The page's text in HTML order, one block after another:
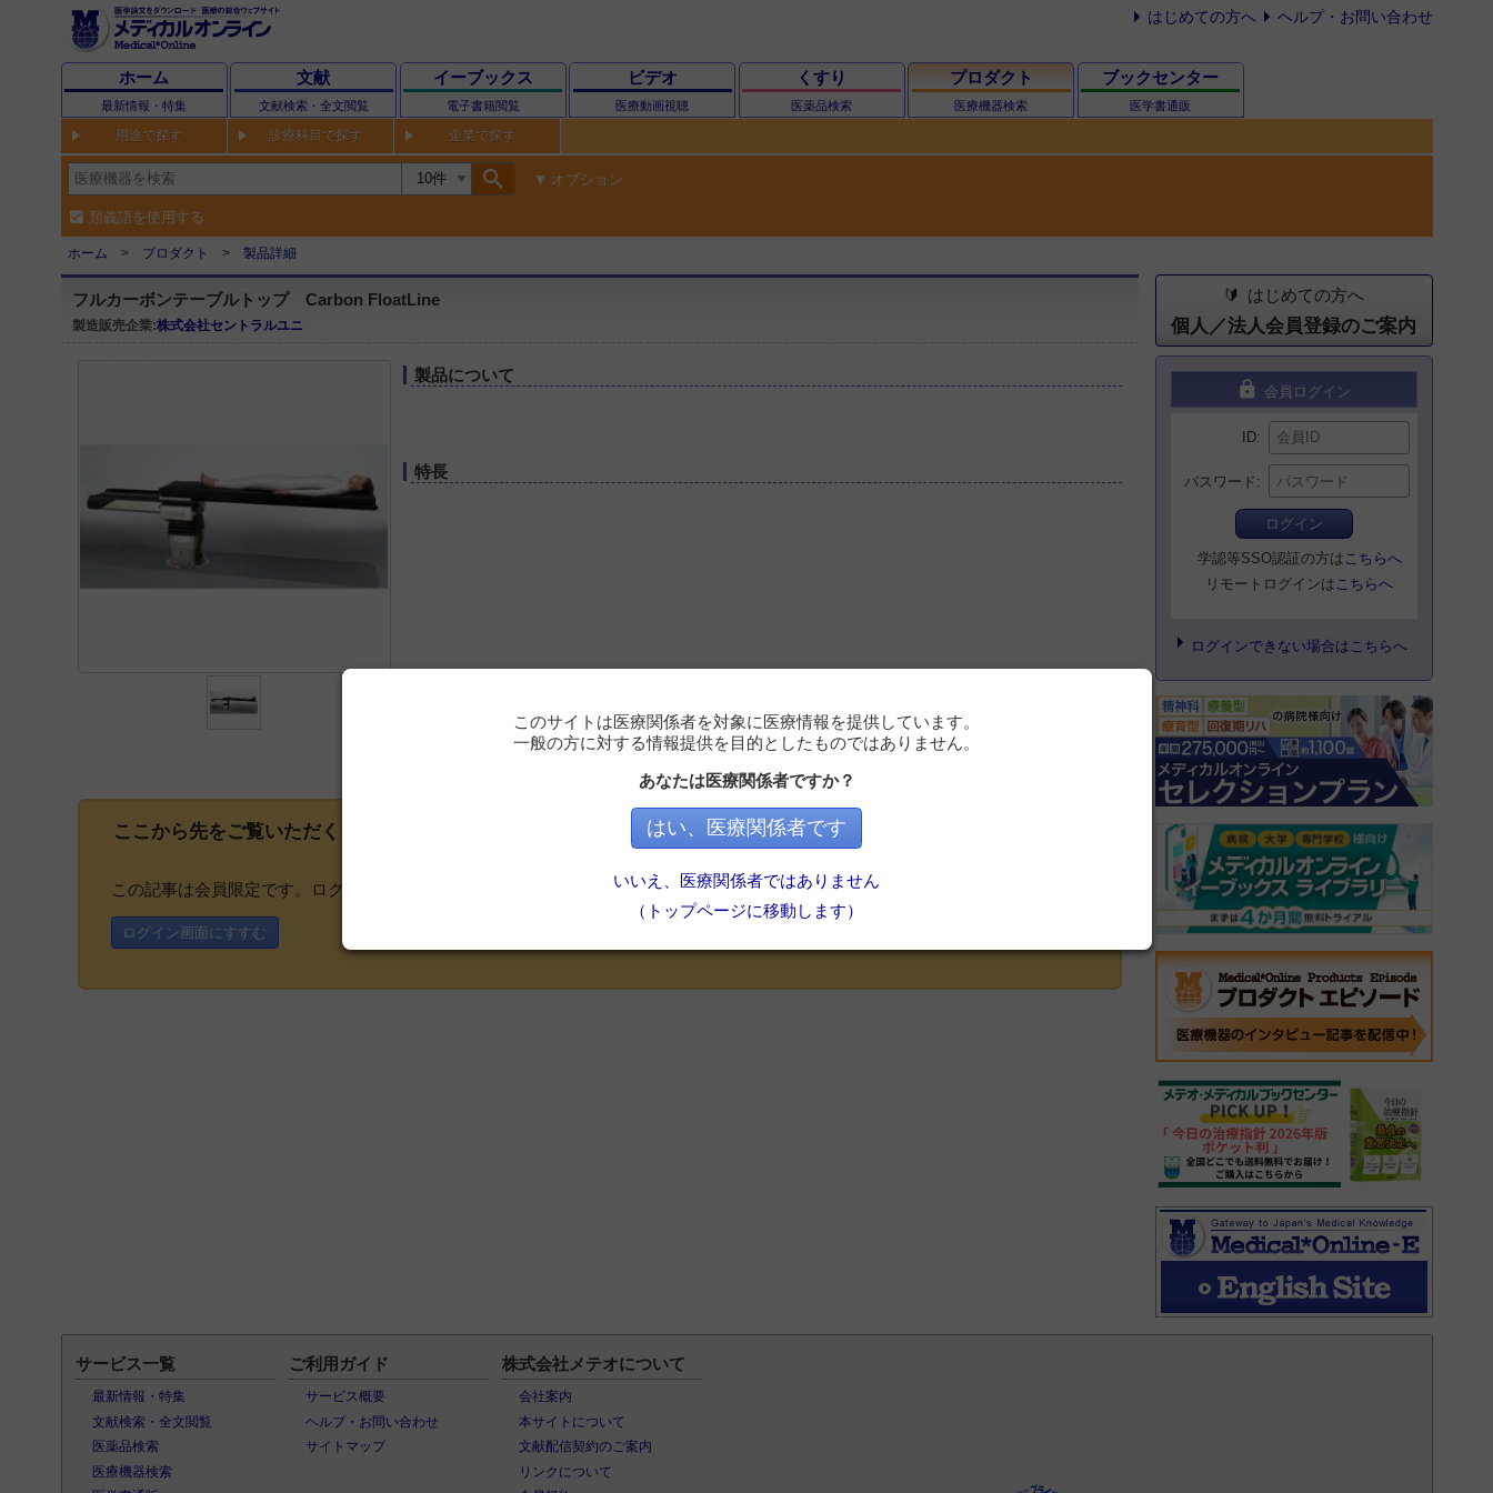
はじめての方へ ヘルプ・お問い合わせ
ホーム
最新情報・特集
文献
文献検索・全文閲覧
イーブックス
電子書籍閲覧
ビデオ
医療動画視聴
くすり
医薬品検索
プロダクト
医療機器検索
ブックセンター
医学書通販
用途で探す 診療科目で探す 企業で探す
search オプション
類義語を使用する
ホーム プロダクト 製品詳細
フルカーボンテーブルトップ Carbon FloatLine
製造販売企業:株式会社セントラルユニ
製品について
特長
ここから先をご覧いただくには、
この記事は会員限定です。ログインまたはご登録いただくと記事の続きをお読みいただけます。
ログイン画面にすすむ
はじめての方へ
個人／法人会員登録のご案内
lock 会員ログイン
ID
パスワード
ログイン
学認等SSO認証の方は こちらへ
リモートログインは こちらへ
ログインできない場合はこちらへ
サービス一覧
最新情報・特集
文献検索・全文閲覧
医薬品検索
医療機器検索
ご利用ガイド
サービス概要
ヘルプ・お問い合わせ
サイトマップ
株式会社メテオについて
会社案内
本サイトについて
文献配信契約のご案内
リンクについて
このサイトは医療関係者を対象に医療情報を提供しています。
一般の方に対する情報提供を目的としたものではありません。
あなたは医療関係者ですか？
はい、医療関係者です
いいえ、医療関係者ではありません
（トップページに移動します）